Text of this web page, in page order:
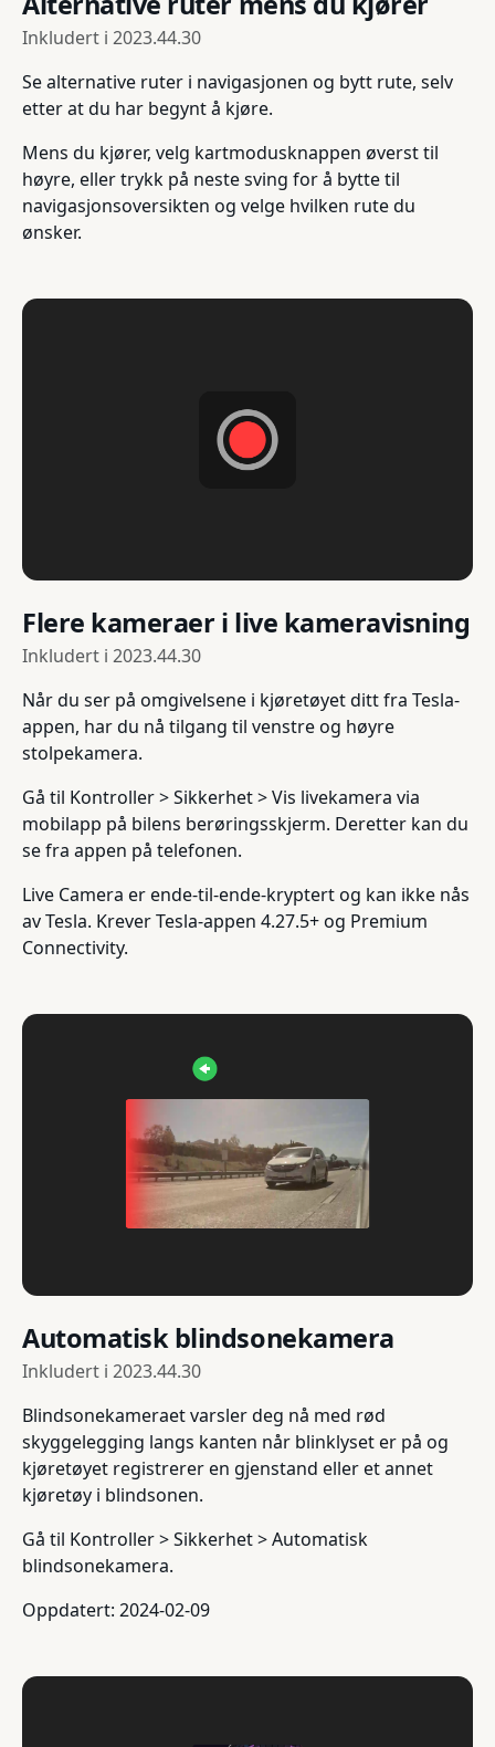
Inkludert i 2023.44.30
Se alternative ruter i navigasjonen og bytt rute, selv
etter at du har begynt å kjøre.
Mens du kjører, velg kartmodusknappen øverst til
høyre, eller trykk på neste sving for å bytte til
navigasjonsoversikten og velge hvilken rute du
ønsker.
Flere kameraer i live kameravisning
Inkludert i 2023.44.30
Når du ser på omgivelsene i kjøretøyet ditt fra Tesla-
appen, har du nå tilgang til venstre og høyre
stolpekamera.
Gå til Kontroller > Sikkerhet > Vis livekamera via
mobilapp på bilens berøringsskjerm. Deretter kan du
se fra appen på telefonen.
Live Camera er ende-til-ende-kryptert og kan ikke nås
av Tesla. Krever Tesla-appen 4.27.5+ og Premium
Connectivity.
Automatisk blindsonekamera
Inkludert i 2023.44.30
Blindsonekameraet varsler deg nå med rød
skyggelegging langs kanten når blinklyset er på og
kjøretøyet registrerer en gjenstand eller et annet
kjøretøy i blindsonen.
Gå til Kontroller > Sikkerhet > Automatisk
blindsonekamera.
Oppdatert: 2024-02-09